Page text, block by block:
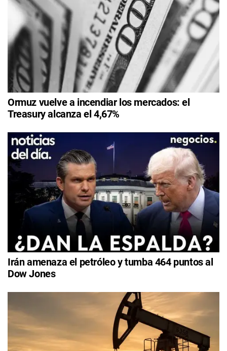
Ormuz vuelve a incendiar los mercados: el
Treasury alcanza el 4,67%
Irán amenaza el petróleo y tumba 464 puntos al
Dow Jones